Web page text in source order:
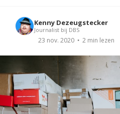
Kenny Dezeugstecker
Journalist bij DBS
23 nov. 2020 2 min lezen